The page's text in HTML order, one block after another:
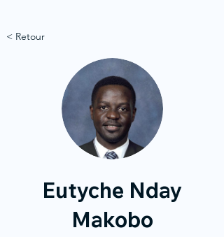
< Retour
Eutyche Nday
Makobo